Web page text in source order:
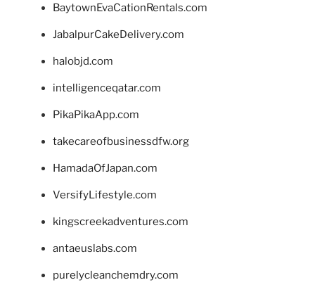
BaytownEvaCationRentals.com
JabalpurCakeDelivery.com
halobjd.com
intelligenceqatar.com
PikaPikaApp.com
takecareofbusinessdfw.org
HamadaOfJapan.com
VersifyLifestyle.com
kingscreekadventures.com
antaeuslabs.com
purelycleanchemdry.com